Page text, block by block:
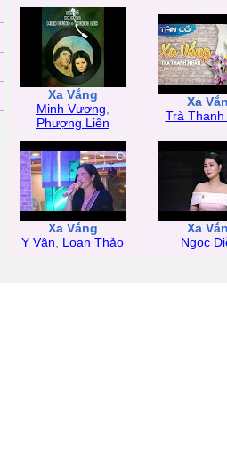
Xa Vắng
Minh Vương
Phượng Liên
Xa
Trà Thanh
Xa Vắng
Y Vân
Loan Thảo
Xa
Ngọc